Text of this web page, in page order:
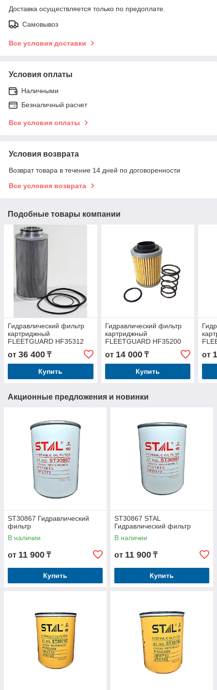
Доставка осуществляется только по предоплате.
Самовывоз
Все условия доставки
Условия оплаты
Наличными
Безналичный расчет
Все условия оплаты
Условия возврата
Возврат товара в течение 14 дней по договоренности
Все условия возврата
Подобные товары компании
Гидравлический фильтр
картриджный
FLEETGUARD HF35312
от 36 400 ₸
Купить
Гидравлический фильтр
картриджный
FLEETGUARD HF35200
от 14 000₸
Купить
от
Акционные предложения и новинки
ST30867 Гидравлический
фильтр
В наличии
от 11 900 ₸
Купить
ST30867 STAL
Гидравлический фильтр
В наличии
от 11 900 ₸
Купить